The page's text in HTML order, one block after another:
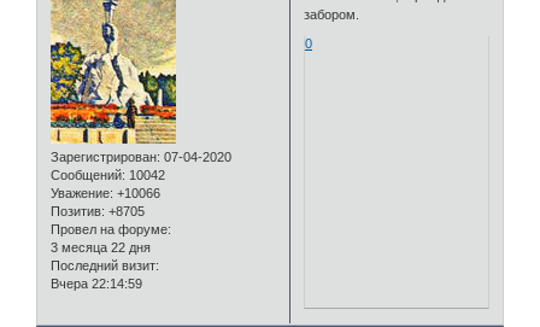
Зарегистрирован: 07-04-2020
Сообщений: 10042
Уважение: +10066
Позитив: +8705
Провел на форуме:
3 месяца 22 дня
Последний визит:
Вчера 22:14:59
забором.
0